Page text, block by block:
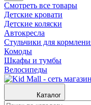
Смотреть все товары
Детские кровати
Детские коляски
Автокресла
Стульчики для
Комоды
Шкафы и тумбы
Велосипеды
Каталог